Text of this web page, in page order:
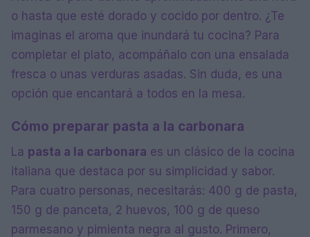
o hasta que esté dorado y cocido por dentro. ¿Te
imaginas el aroma que inundará tu cocina? Para
completar el plato, acompáñalo con una ensalada
fresca o unas verduras asadas. Sin duda, es una
opción que encantará a todos en la mesa.
Cómo preparar pasta a la carbonara
La pasta a la carbonara es un clásico de la cocina
italiana que destaca por su simplicidad y sabor.
Para cuatro personas, necesitarás: 400 g de pasta,
150 g de panceta, 2 huevos, 100 g de queso
parmesano y pimienta negra al gusto. Primero,